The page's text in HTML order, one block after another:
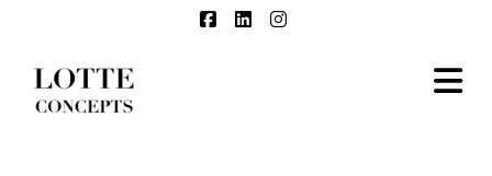
Facebook
LinkedInInstagram